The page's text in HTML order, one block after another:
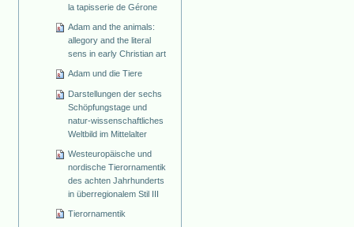
la tapisserie de Gérone
Adam and the animals:
allegory and the literal
sens in early Christian art
Adam und die Tiere
Darstellungen der sechs
Schöpfungstage und
natur-wissenschaftliches
Weltbild im Mittelalter
Westeuropäische und
nordische Tierornamentik
des achten Jahrhunderts
in überregionalem Stil III
Tierornamentik